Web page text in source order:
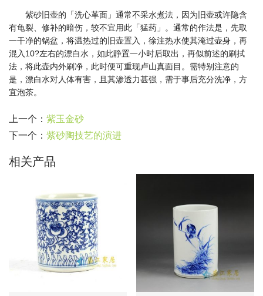
紫砂旧壶的「洗心革面」通常不采水煮法，因为旧壶或许隐含
有龟裂、修补的暗伤，较不宜用此「猛药」。通常的作法是，先取
一干净的锅盆，将温热过的旧壶置入，徐注热水使其淹过壶身，再
混入10?左右的漂白水，如此静置一小时后取出，再似前述的刷拭
法，将此壶内外刷净，此时便可重现卢山真面目。需特别注意的
是，漂白水对人体有害，且其渗透力甚强，需于事后充分洗净，方
宜泡茶。
上一个： 紫玉金砂
下一个： 紫砂陶技艺的演进
相关产品